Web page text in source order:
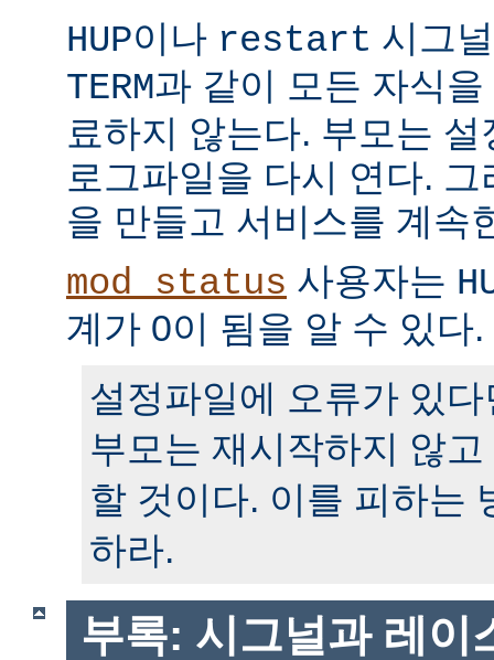
HUP이나 restart 시그
TERM과 같이 모든 자식
료하지 않는다. 부모는
로그파일을 다시 연다.
을 만들고 서비스를 계속
mod_status 사용자는
계가 0이 됨을 알 수 있다.
설정파일에 오류가 있
부모는 재시작하지 않
할 것이다. 이를 피하는
하라.
부록: 시그널과 레이